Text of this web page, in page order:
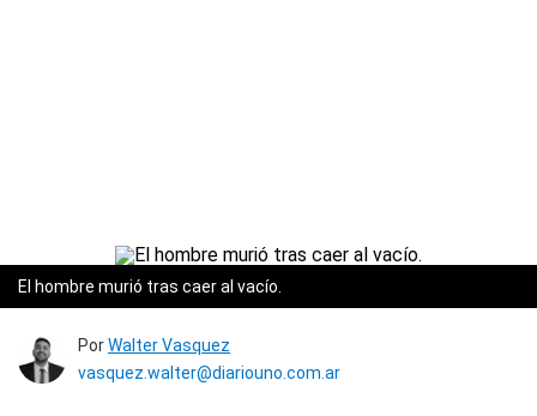
El hombre murió tras caer al vacío.
PorWalter Vasquez
vasquez.walter@diariouno.com.ar